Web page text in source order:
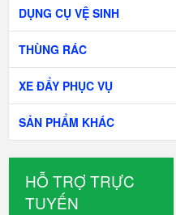
DỤNG CỤ VỆ SINH
THÙNG RÁC
XE ĐẨY PHỤC VỤ
SẢN PHẨM KHÁC
HỖ TRỢ TRỰC
TUYẾN